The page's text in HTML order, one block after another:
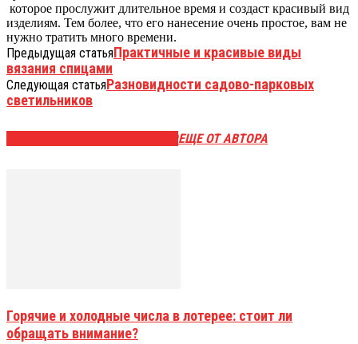
которое прослужит длительное время и создаст красивый вид
изделиям. Тем более, что его нанесение очень простое, вам не
нужно тратить много времени.
Предыдущая статьяПрактичные и красивые виды
вязания спицами
Следующая статьяРазновидности садово-парковых
светильников
ЕЩЕ ОТ АВТОРА
Горячие и холодные числа в лотерее: стоит ли
обращать внимание?